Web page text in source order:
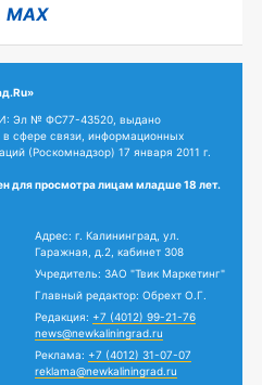
MAX
Эл № ФС77-43520, выдано
сфере связи, информационных
(Роскомнадзор) 17 января 2011 г.
для просмотра лицам младше 18 лет.
Адрес: г. Калининград, ул.
Гаражная, д.2, кабинет 308
Учредитель: ЗАО "Твик Маркетинг"
Главный редактор: Обрехт О.Г.
Редакция: +7 (4012) 99-21-76
news@newkaliningrad.ru
Реклама: +7 (4012) 31-07-07
reklama@newkaliningrad.ru